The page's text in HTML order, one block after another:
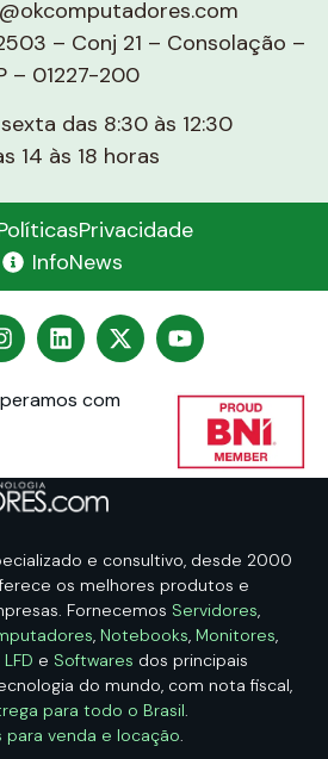
– Conj 21 – Consolação –
– 01227-200
das 8:30 às 12:30
14 às 18 horas
Privacidade
InfoNews
com
e consultivo, desde 2000
os melhores produtos e
Fornecemos Servidores,
, Notebooks, Monitores,
e Softwares dos principais
do mundo, com nota fiscal,
para todo o Brasil.
para venda e locação.